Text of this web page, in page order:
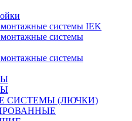
системы IEK
системы
системы
СИСТЕМЫ (ЛЮЧКИ)